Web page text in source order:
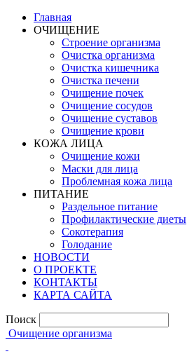
Главная
ОЧИЩЕНИЕ
Строение организма
Очистка организма
Очистка кишечника
Очистка печени
Очищение почек
Очищение сосудов
Очищение суставов
Очищение крови
КОЖА ЛИЦА
Очищение кожи
Маски для лица
Проблемная кожа лица
ПИТАНИЕ
Раздельное питание
Профилактические диеты
Сокотерапия
Голодание
НОВОСТИ
О ПРОЕКТЕ
КОНТАКТЫ
КАРТА САЙТА
Поиск
Очищение организма